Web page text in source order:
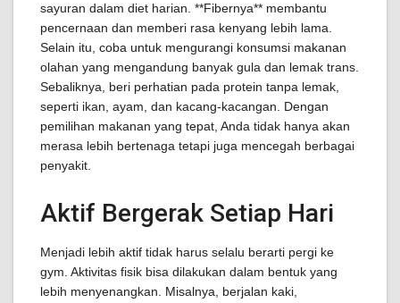
sayuran dalam diet harian. **Fibernya** membantu
pencernaan dan memberi rasa kenyang lebih lama.
Selain itu, coba untuk mengurangi konsumsi makanan
olahan yang mengandung banyak gula dan lemak trans.
Sebaliknya, beri perhatian pada protein tanpa lemak,
seperti ikan, ayam, dan kacang-kacangan. Dengan
pemilihan makanan yang tepat, Anda tidak hanya akan
merasa lebih bertenaga tetapi juga mencegah berbagai
penyakit.
Aktif Bergerak Setiap Hari
Menjadi lebih aktif tidak harus selalu berarti pergi ke
gym. Aktivitas fisik bisa dilakukan dalam bentuk yang
lebih menyenangkan. Misalnya, berjalan kaki,